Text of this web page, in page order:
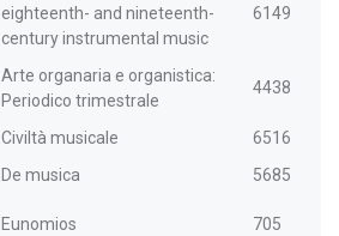
eighteenth- and nineteenth-
century instrumental music
6149
Arte organaria e organistica:
Periodico trimestrale
4438
Civiltà musicale
6516
De musica
5685
Eunomios 705